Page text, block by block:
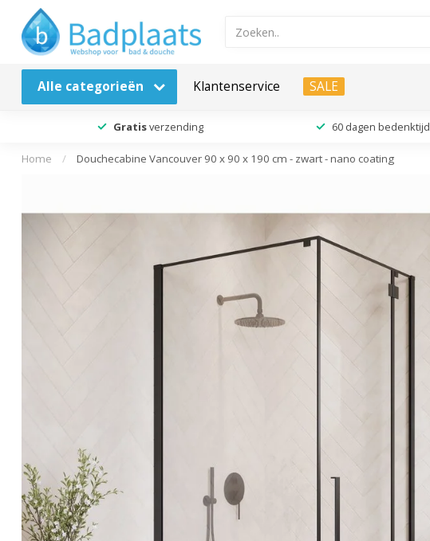
Alle categorieën Klantenservice SALE
Gratisverzending 60 dagen bedenktijd
Home / Douchecabine Vancouver 90 x 90 x 190 cm - zwart - nano coating